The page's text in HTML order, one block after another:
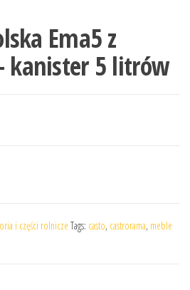
Ema5 z
kanister 5 litrów
i części rolnicze Tags: casto, castrorama, meble